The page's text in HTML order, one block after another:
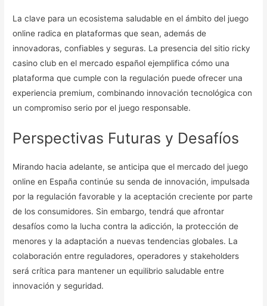
La clave para un ecosistema saludable en el ámbito del juego
online radica en plataformas que sean, además de
innovadoras, confiables y seguras. La presencia del sitio ricky
casino club en el mercado español ejemplifica cómo una
plataforma que cumple con la regulación puede ofrecer una
experiencia premium, combinando innovación tecnológica con
un compromiso serio por el juego responsable.
Perspectivas Futuras y Desafíos
Mirando hacia adelante, se anticipa que el mercado del juego
online en España continúe su senda de innovación, impulsada
por la regulación favorable y la aceptación creciente por parte
de los consumidores. Sin embargo, tendrá que afrontar
desafíos como la lucha contra la adicción, la protección de
menores y la adaptación a nuevas tendencias globales. La
colaboración entre reguladores, operadores y stakeholders
será crítica para mantener un equilibrio saludable entre
innovación y seguridad.